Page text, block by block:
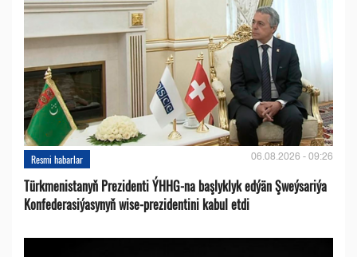
Resmi habarlar 06.08.2026 - 09:26
Türkmenistanyň Prezidenti ÝHHG-na başlyklyk edýän Şweýsariýa
Konfederasiýasynyň wise-prezidentini kabul etdi